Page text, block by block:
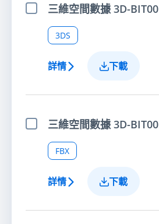
選擇項目三維空間數據 3D-BIT00
3DS
詳情 下載
選擇項目三維空間數據 3D-BIT00
FBX
詳情 下載